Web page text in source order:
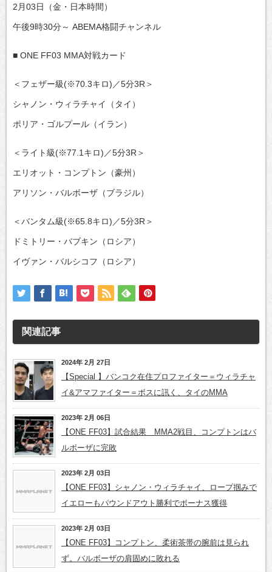
2月03日（金・日本時間）
午後9時30分～ ABEMA格闘チャンネル
■ ONE FF03 MMA対戦カード
＜フェザー級(※70.3キロ)／5分3R＞
シャノン・ウィラチャイ（タイ）
ポリア・ゴルプール（イラン）
＜ライト級(※77.1キロ)／5分3R＞
エリオット・コンプトン（豪州）
アリソン・バルボーザ（ブラジル）
＜バンタム級(※65.8キロ)／5分3R＞
ドミトリー・バブキン（ロシア）
イヴァン・バルシコフ（ロシア）
関連記事
2024年 2月 27日
【Special 】バンコク在住プロファイター＝ウィラチャ
イ&アマファイター＝ボスに訊く、タイのMMA
2023年 2月 06日
【ONE FF03】試合結果 MMA2戦目、コンプトンはバ
ルボーザに完敗
2023年 2月 03日
【ONE FF03】シャノン・ウィラチャイ、ロープ掴みで
イエローもパウンドアウト勝利でボーナス獲得
2023年 2月 03日
【ONE FF03】コンプトン、柔術茶帯の腕前は見られ
ず。バルボーザの肩固めに敗れる